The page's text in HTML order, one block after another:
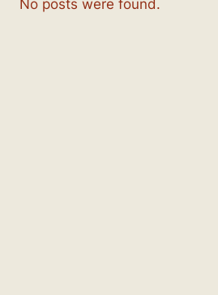
No posts were found.